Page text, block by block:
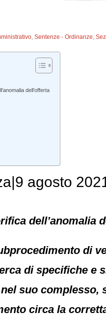
,Sentenze - Ordinanze,
dell’offerta
agosto
dell’anomalia
di
di specifiche e
suo
circa la